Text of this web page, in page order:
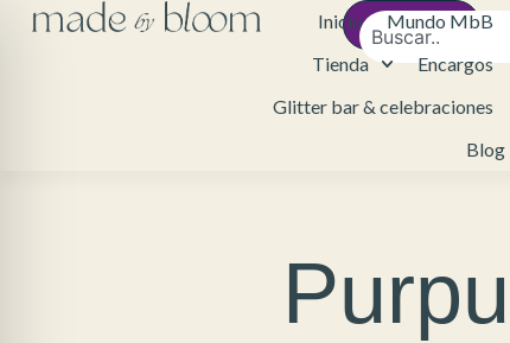
Inicio
Mundo MbB
Tienda
Encargos
Glitter bar & celebraciones
Blog
Contacto